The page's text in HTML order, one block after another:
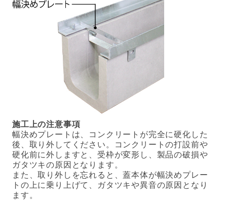
施工上の注意事項
幅決めプレートは、コンクリートが完全に硬化した
後、取り外してください。コンクリートの打設前や
硬化前に外しますと、受枠が変形し、製品の破損や
ガタツキの原因となります。
また、取り外しを忘れると、蓋本体が幅決めプレー
トの上に乗り上げて、ガタツキや異音の原因となり
ます。